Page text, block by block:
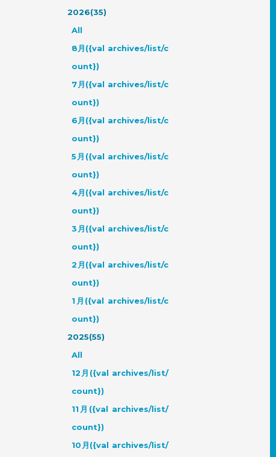
2026(35)
All
8月({val archives/list/c
ount})
7月({val archives/list/c
ount})
6月({val archives/list/c
ount})
5月({val archives/list/c
ount})
4月({val archives/list/c
ount})
3月({val archives/list/c
ount})
2月({val archives/list/c
ount})
1月({val archives/list/c
ount})
2025(55)
All
12月({val archives/list/
count})
11月({val archives/list/
count})
10月({val archives/list/